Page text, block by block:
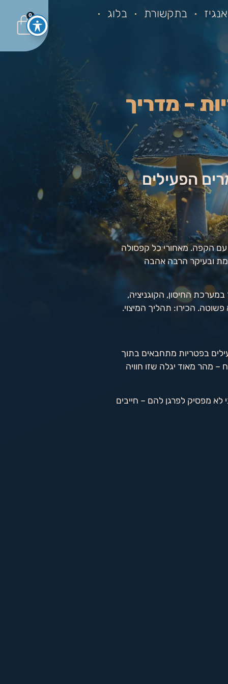
בתקשורת
בלוג
0
– מדריך
הפעילים
הקפה. מאחורי כל קפסולה
ובעיקר הרבה אהבה
החיסון, הקוגניציה,
הכירו: תהליך המיצוי.
בפטריות מתחבאים בתוך
– מהר מאוד יגלה שזו חוויה
לא מפסיק לפרגן להם – חייבים